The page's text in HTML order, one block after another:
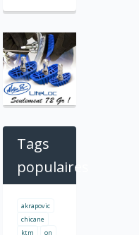
Tags
populaires
akrapovic
chicane
ktm
on